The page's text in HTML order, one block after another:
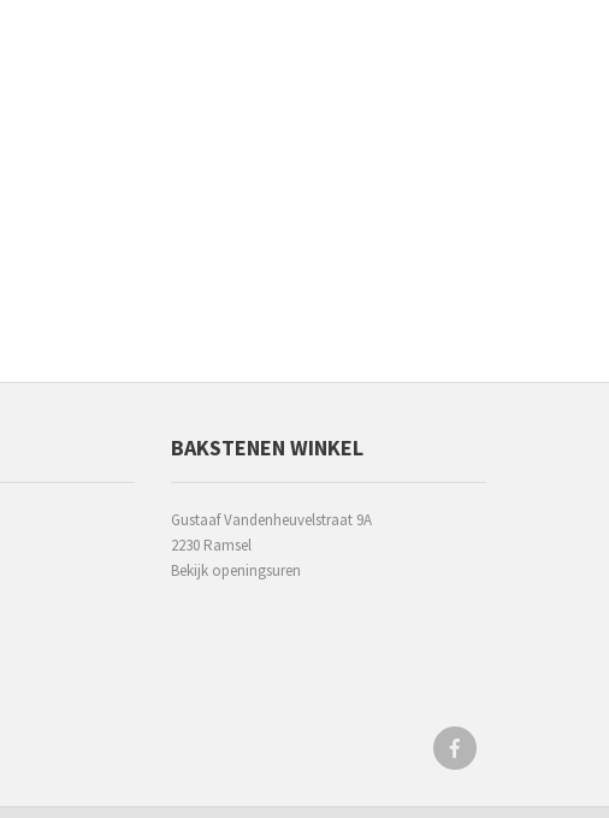
BAKSTENEN WINKEL
Gustaaf Vandenheuvelstraat 9A
2230 Ramsel
Bekijk openingsuren